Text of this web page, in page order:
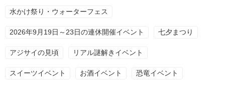
水かけ祭り・ウォーターフェス
2026年9月19日～23日の連休開催イベント 七夕まつり
アジサイの見頃 リアル謎解きイベント
スイーツイベント お酒イベント 恐竜イベント